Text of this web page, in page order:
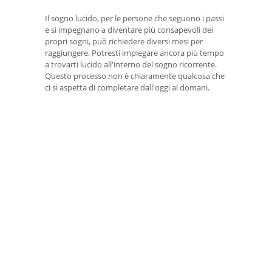
Il sogno lucido, per le persone che seguono i passi
e si impegnano a diventare più consapevoli dei
propri sogni, può richiedere diversi mesi per
raggiungere. Potresti impiegare ancora più tempo
a trovarti lucido all'interno del sogno ricorrente.
Questo processo non è chiaramente qualcosa che
ci si aspetta di completare dall'oggi al domani.